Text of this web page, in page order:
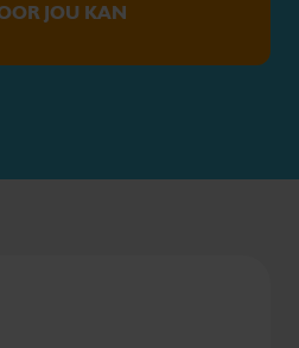
JOU KAN